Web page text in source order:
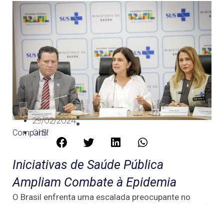
29/02/2024
01:57
Compartilhe:
Iniciativas de Saúde Pública
Ampliam Combate à Epidemia
O Brasil enfrenta uma escalada preocupante no